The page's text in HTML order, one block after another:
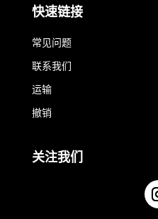
快速链接
常见问题
联系我们
运输
撤销
关注我们